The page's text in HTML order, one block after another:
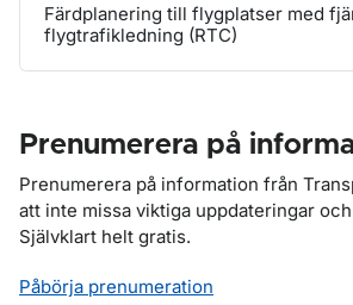
Färdplanering till flygplatser med
flygtrafikledning (RTC)
Prenumerera på
Prenumerera på information från
att inte missa viktiga uppdateringar
Självklart helt gratis.
Påbörja prenumeration